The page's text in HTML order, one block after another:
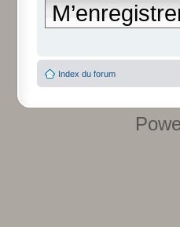
Index du forum